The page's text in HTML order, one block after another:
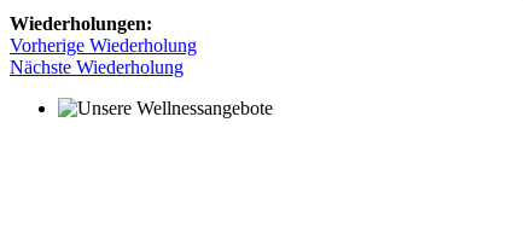
Wiederholungen:
Vorherige Wiederholung
Nächste Wiederholung